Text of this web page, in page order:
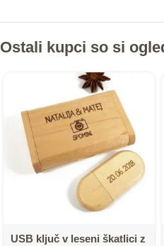
Ostali kupci so si
USB ključ v leseni škatlici z